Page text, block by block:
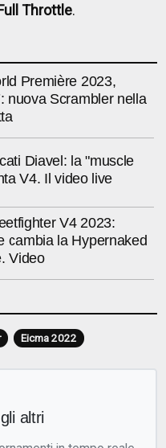
Throttle.
Première 2023,
nuova Scrambler nella
Diavel: la "muscle
V4. Il video live
V4 2023:
cambia la Hypernaked
Video
Eicma 2022
altri